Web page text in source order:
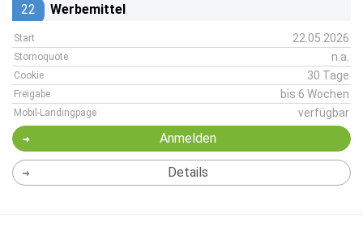
22 Werbemittel
Start 22.05.2026
Stornoquote n.a.
Cookie 30 Tage
Freigabe bis 6 Wochen
Mobil-Landingpage verfügbar
Anmelden
Details